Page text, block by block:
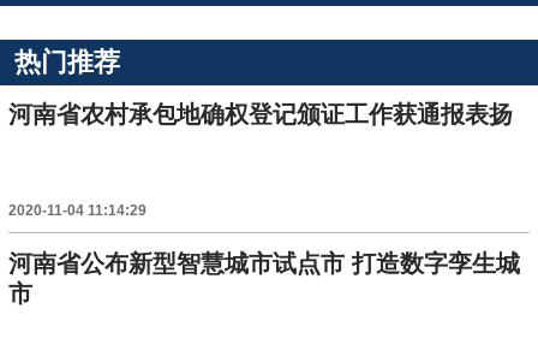
热门推荐
河南省农村承包地确权登记颁证工作获通报表扬
2020-11-04 11:14:29
河南省公布新型智慧城市试点市 打造数字孪生城
市